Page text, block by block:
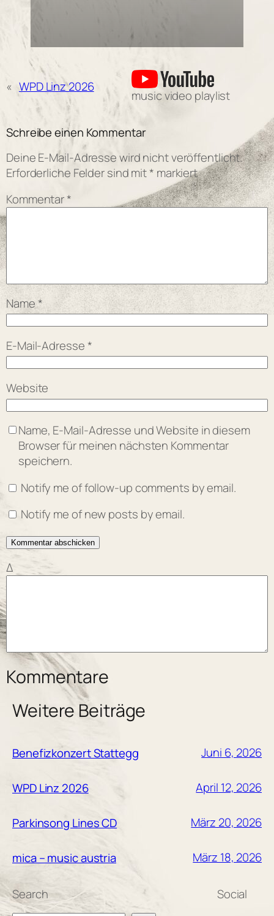
« WPD Linz 2026
music video playlist
Schreibe einen Kommentar
Deine E-Mail-Adresse wird nicht veröffentlicht.
Erforderliche Felder sind mit* markiert
Kommentar*
Name*
E-Mail-Adresse *
Website
Name, E-Mail-Adresse und Website in diesem
Browser für meinen nächsten Kommentar
speichern.
Notify me of follow-up comments by email.
Notify me of new posts by email.
Δ
Kommentare
Weitere Beiträge
Benefizkonzert Stattegg Juni 6, 2026
WPD Linz 2026 April 12, 2026
Parkinsong Lines CD März 20, 2026
mica – music austria März 18, 2026
Search
Social